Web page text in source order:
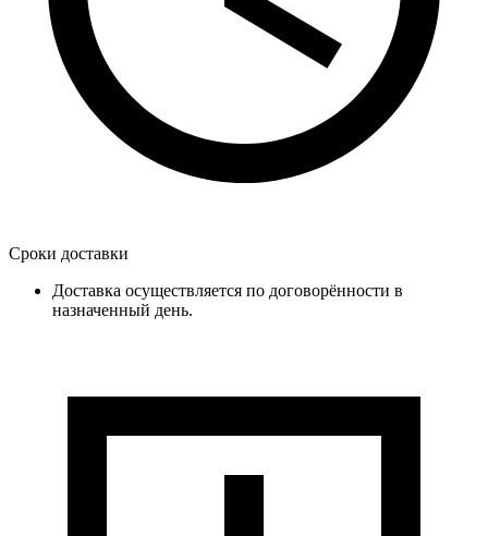
Сроки доставки
Доставка осуществляется по договорённости в
назначенный день.